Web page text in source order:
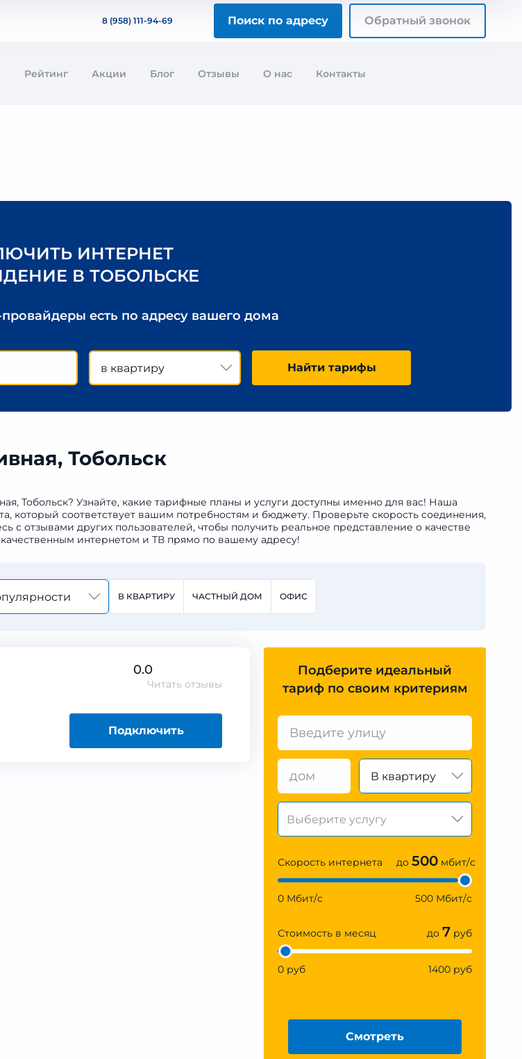
8 (958) 111-94-69 Поиск по адресу Обратный звонок
Рейтинг Акции Блог Отзывы О нас Контакты
ИНТЕРНЕТ
В ТОБОЛЬСКЕ
есть по адресу вашего дома
в квартиру Найти тарифы
Тобольск
Тобольск? Узнайте, какие тарифные планы и услуги доступны именно для вас! Наша
который соответствует вашим потребностям и бюджету. Проверьте скорость соединения,
отзывами других пользователей, чтобы получить реальное представление о качестве
интернетом и ТВ прямо по вашему адресу!
В КВАРТИРУ ЧАСТНЫЙ ДОМ ОФИС
0.0
Читать отзывы
Подключить
Подберите идеальный
тариф по своим критериям
В квартиру
Скорость интернета до 500 мбит/с
0 Мбит/с 500 Мбит/с
Стоимость в месяц до 7 руб
0 руб 1400 руб
Смотреть